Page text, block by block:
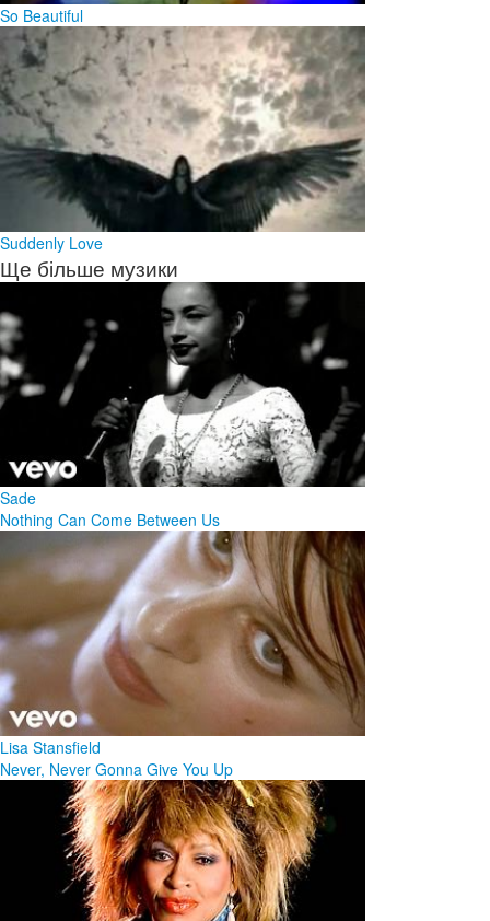
So Beautiful
Suddenly Love
Ще більше музики
Sade
Nothing Can Come Between Us
Lisa Stansfield
Never, Never Gonna Give You Up